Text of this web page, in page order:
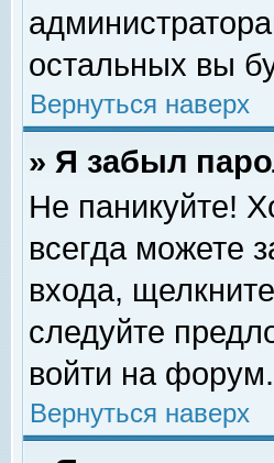
остальных вы
Вернуться наверх
» Я забыл
Не паникуйте!
всегда можете
входа,
следуйте
войти на форум.
Вернуться наверх